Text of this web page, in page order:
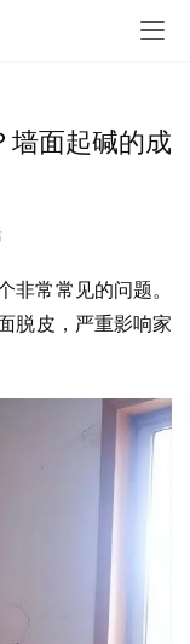
墙面起碱的成
非常常见的问题。
脱皮，严重影响家